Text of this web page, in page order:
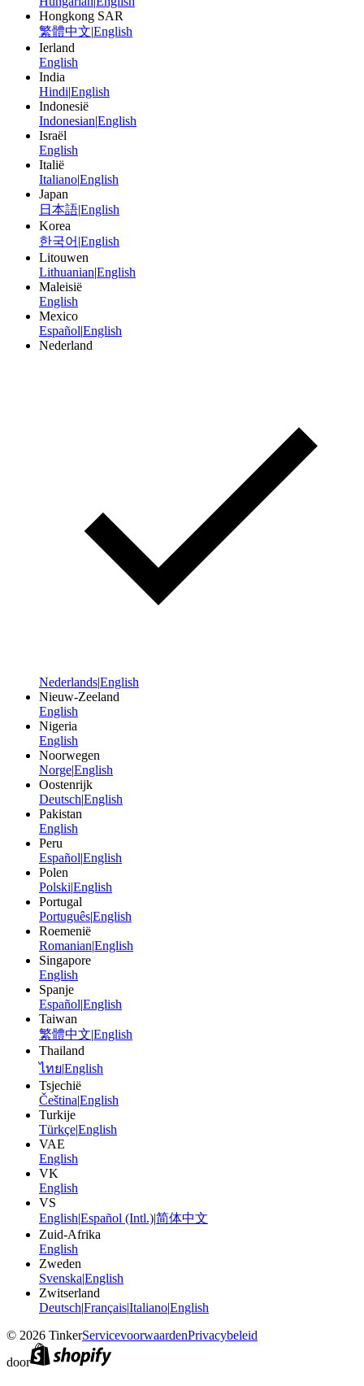
Hongkong SAR
繁體中文|English
Ierland
English
India
Hindi|English
Indonesië
Indonesian|English
Israël
English
Italië
Italiano|English
Japan
日本語|English
Korea
한국어 |English
Litouwen
Lithuanian|English
Maleisië
English
Mexico
Español|English
Nederland
Nederlands|English
Nieuw-Zeeland
English
Nigeria
English
Noorwegen
Norge|English
Oostenrijk
Deutsch|English
Pakistan
English
Peru
Español|English
Polen
Polski|English
Portugal
Português|English
Roemenië
Romanian|English
Singapore
English
Spanje
Español|English
Taiwan
繁體中文|English
Thailand
ไทย|English
Tsjechië
Čeština|English
Turkije
Türkçe|English
VAE
English
VK
English
VS
English|Español (Intl.)|简体中文
Zuid-Afrika
English
Zweden
Svenska|English
Zwitserland
Deutsch|Français|Italiano|English
© 2026 TinkerServicevoorwaardenPrivacybeleid
door